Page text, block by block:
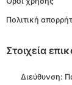
Πολιτική
Στοιχεία
Διεύθυνση: